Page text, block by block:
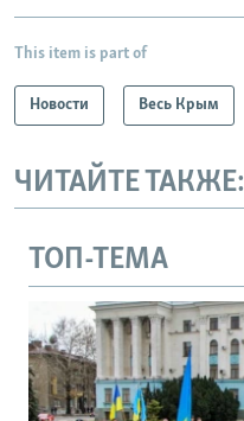
This item is part of
Новости Весь Крым
ЧИТАЙТЕ ТАКЖЕ:
ТОП-ТЕМА